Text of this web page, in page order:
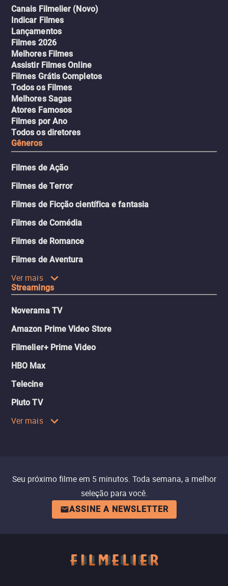
Canais Filmelier (Novo)
Indicar Filmes
Lançamentos
Filmes 2026
Melhores Filmes
Assistir Filmes Online
Filmes Grátis Completos
Todos os Filmes
Melhores Sagas
Atores Famosos
Filmes por Ano
Todos os diretores
Gêneros
Filmes de Ação
Filmes de Terror
Filmes de Ficção científica e fantasia
Filmes de Comédia
Filmes de Romance
Filmes de Aventura
Ver mais
Streamings
Noverama TV
Amazon Prime Video Store
Filmelier+ Prime Video
HBO Max
Telecine
Pluto TV
Ver mais
Seu próximo filme em 5 minutos. Toda semana, a melhor
seleção para você.
ASSINE A NEWSLETTER